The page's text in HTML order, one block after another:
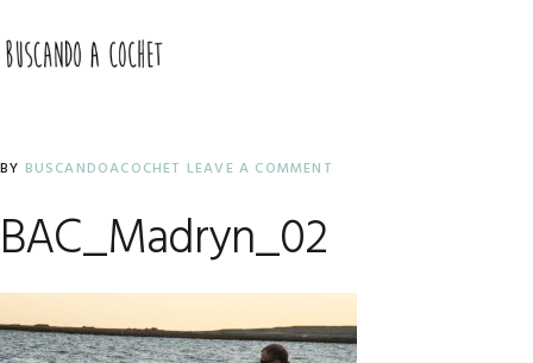
to
primary
to
main
to
primary
BY BUSCANDOACOCHET LEAVE A COMMENT
BAC_Madryn_02